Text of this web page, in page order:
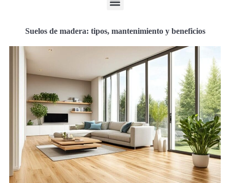
Suelos de madera: tipos, mantenimiento y beneficios